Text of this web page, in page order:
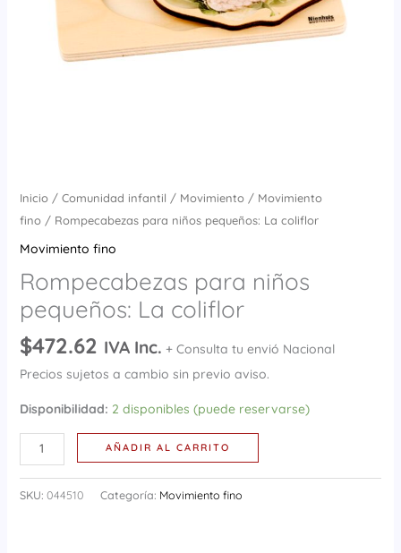
Inicio/ Comunidad infantil / Movimiento/ Movimiento
fino/ Rompecabezas para niños pequeños: La coliflor
Movimiento fino
Rompecabezas para niños
pequeños: La coliflor
$472.62 IVA Inc. + Consulta tu envió Nacional
Precios sujetos a cambio sin previo aviso.
Disponibilidad: 2 disponibles (puede reservarse)
AÑADIR AL CARRITO
SKU: 044510 Categoría: Movimiento fino